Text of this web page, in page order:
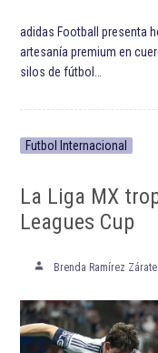
ETIQUETADO: NFL